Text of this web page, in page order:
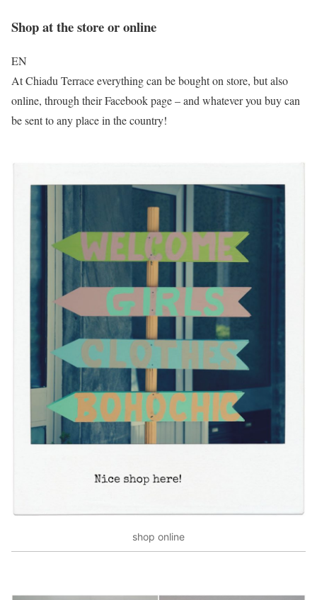
Shop at the store or online
EN
At Chiadu Terrace everything can be bought on store, but also
online, through their Facebook page – and whatever you buy can
be sent to any place in the country!
shop online